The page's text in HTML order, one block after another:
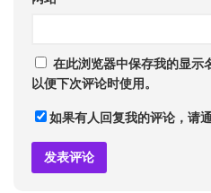
在此浏览器中保存我的显示
以便下次评论时使用。
如果有人回复我的评论，请